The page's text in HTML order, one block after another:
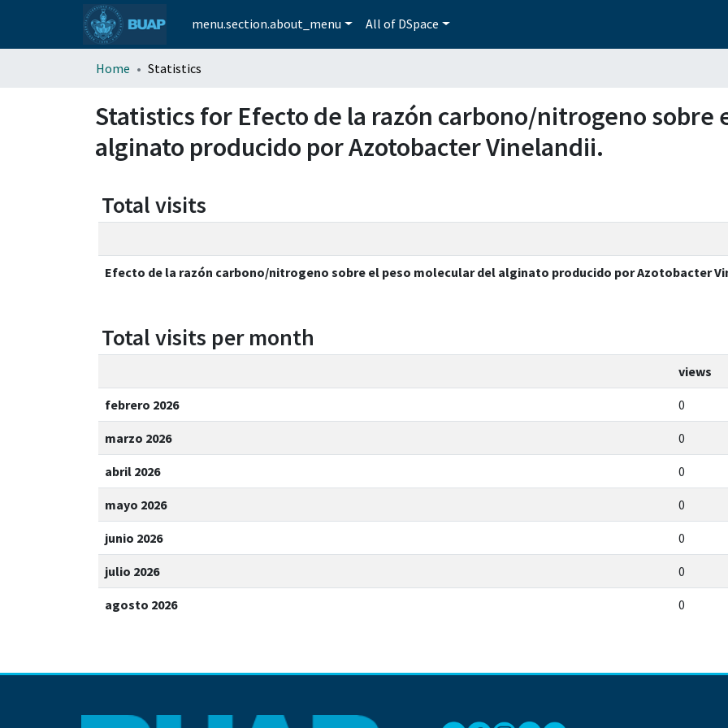
menu.section.about_menu All of DSpace
Home Statistics
Statistics for Efecto de la razón carbono/nitrogeno sobre
alginato producido por Azotobacter Vinelandii.
Total visits
Efecto de la razón carbono/nitrogeno sobre el peso molecular del alginato producido por Azotobacter
Total visits per month
views
febrero 2026 0
marzo 2026 0
abril 2026 0
mayo 2026 0
junio 2026 0
julio 2026 0
agosto 2026 0